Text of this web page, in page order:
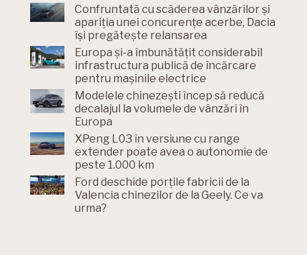
Confruntată cu scăderea vânzărilor și
apariția unei concurențe acerbe, Dacia
își pregătește relansarea
Europa și-a îmbunătățit considerabil
infrastructura publică de încărcare
pentru mașinile electrice
Modelele chinezești încep să reducă
decalajul la volumele de vânzări în
Europa
XPeng L03 în versiune cu range
extender poate avea o autonomie de
peste 1.000 km
Ford deschide porțile fabricii de la
Valencia chinezilor de la Geely. Ce va
urma?